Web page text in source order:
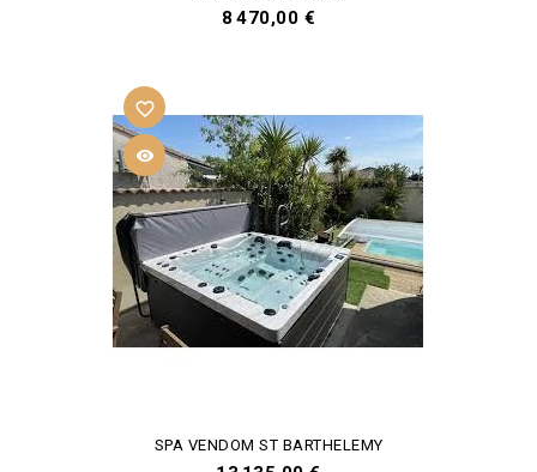
Prix
8 470,00 €

favorite_border
SPA VENDOM ST BARTHELEMY